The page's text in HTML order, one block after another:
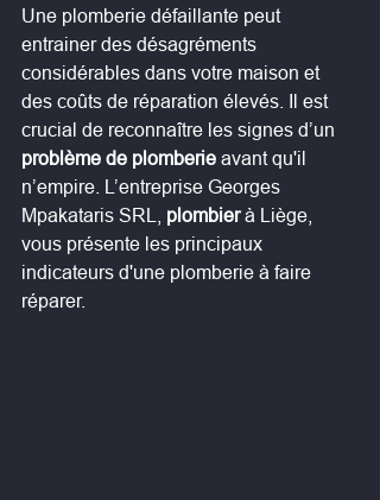
Une plomberie défaillante peut
entrainer des désagréments
considérables dans votre maison et
des coûts de réparation élevés. Il est
crucial de reconnaître les signes d’un
problème de plomberie avant qu'il
n’empire. L’entreprise Georges
Mpakataris SRL, plombier à Liège,
vous présente les principaux
indicateurs d'une plomberie à faire
réparer.